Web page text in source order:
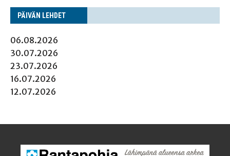
PÄI­VÄN LEHDET
06.08.2026
30.07.2026
23.07.2026
16.07.2026
12.07.2026